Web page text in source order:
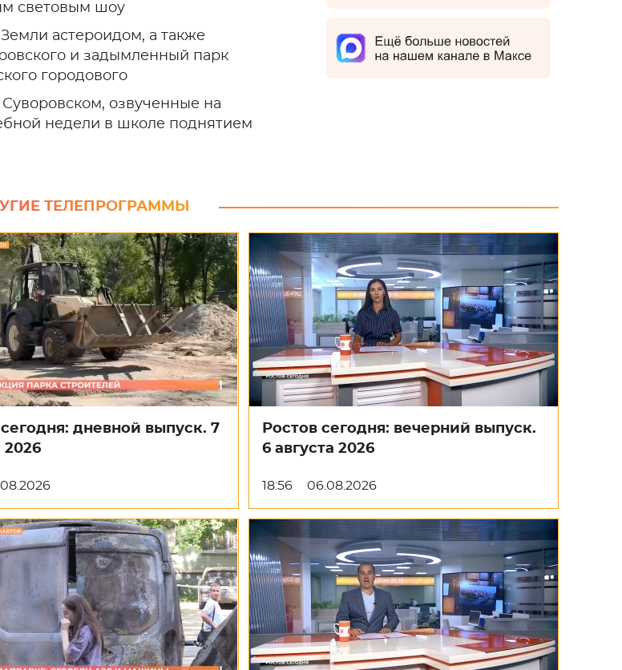
световым шоу
астероидом, а также
и задымленный парк
городового
озвученные на
недели в школе поднятием
ТЕЛЕПРОГРАММЫ
сегодня: дневной выпуск. 7
2026
Ростов сегодня: вечерний выпуск.
6 августа 2026
18:56 06.08.2026